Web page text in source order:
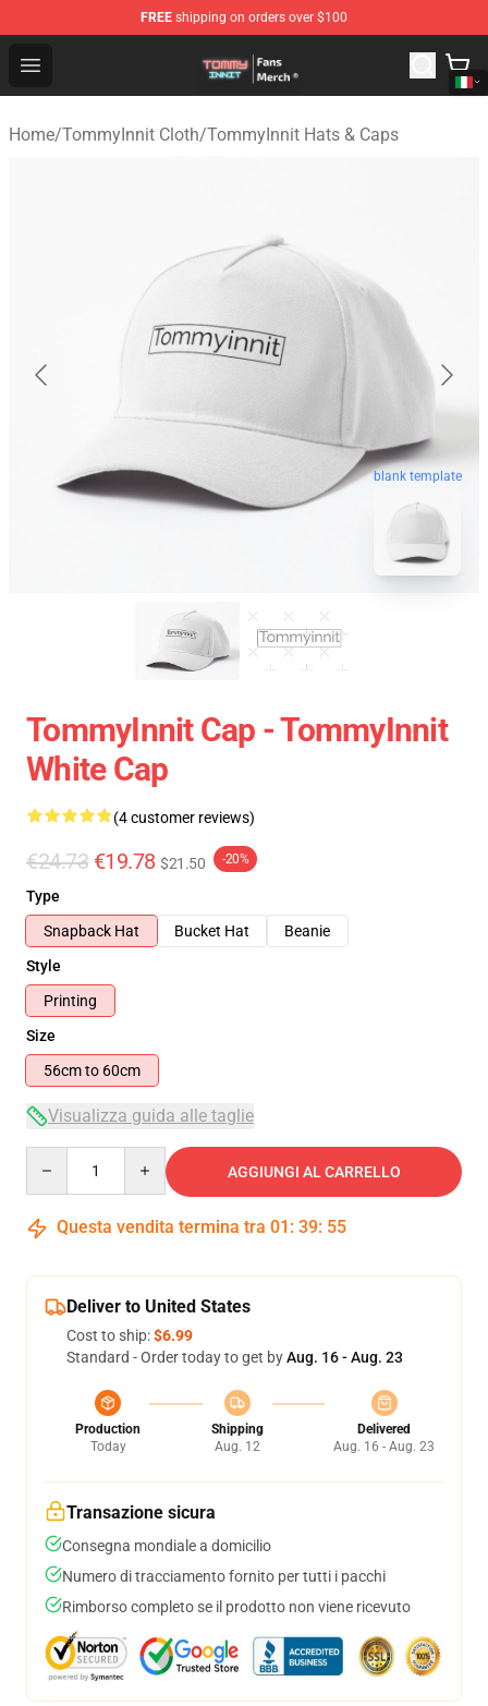
FREE shipping on orders over $100
Open menu
TommyInnit Store - Official TommyInnit Merchandise
Home/TommyInnit Cloth/TommyInnit Hats & Caps
blank template
TommyInnit Cap - TommyInnit
White Cap
(4 customer reviews)
€24.73 €19.78 $21.50 -20%
Type
Snapback Hat
Bucket Hat
Beanie
Style
Printing
Size
56cm to 60cm
Visualizza guida alle taglie
AGGIUNGI AL CARRELLO
Questa vendita termina tra 01 : 39: 54
Deliver to United States
Cost to ship:$6.99
Standard - Order today to get byAug. 16 - Aug. 23
Production
Today
Shipping
Aug. 12
Delivered
Aug. 16 - Aug. 23
Transazione sicura
Consegna mondiale a domicilio
Numero di tracciamento fornito per tutti i pacchi
Rimborso completo se il prodotto non viene ricevuto